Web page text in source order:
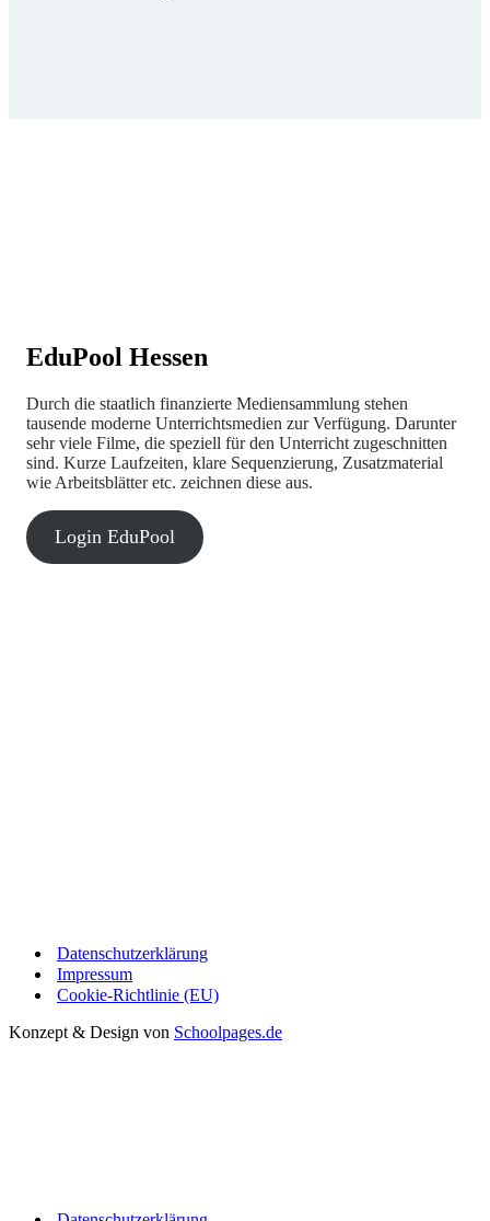
EduPool Hessen
Durch die staatlich finanzierte Mediensammlung stehen
tausende moderne Unterrichtsmedien zur Verfügung. Darunter
sehr viele Filme, die speziell für den Unterricht zugeschnitten
sind. Kurze Laufzeiten, klare Sequenzierung, Zusatzmaterial
wie Arbeitsblätter etc. zeichnen diese aus.
Login EduPool
Datenschutzerklärung
Impressum
Cookie-Richtlinie (EU)
Konzept & Design von Schoolpages.de